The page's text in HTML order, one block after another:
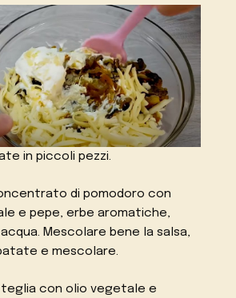
in piccoli pezzi.
di pomodoro con
e pepe, erbe aromatiche,
Mescolare bene la salsa,
e mescolare.
teglia con olio vegetale e